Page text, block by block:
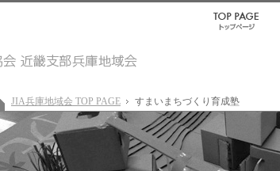
JIA兵庫地域会 TOP PAGE すまいまちづくり育成塾